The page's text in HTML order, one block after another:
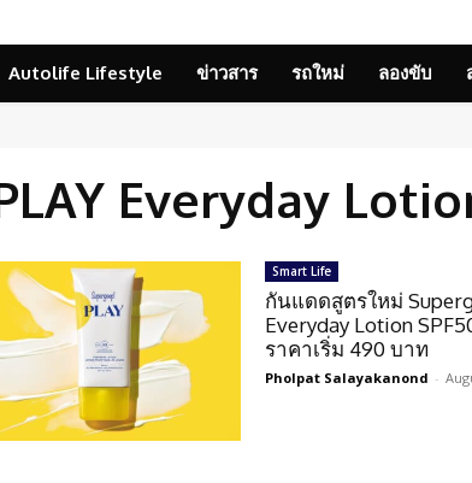
Autolife Lifestyle ข่าวสาร รถใหม่ ลองขับ
Everyday
Smart Life
กันแดดสูตรใหม่
Everyday Lotion
ราคาเริ่ม 490 บาท
Pholpat Salayakanond -